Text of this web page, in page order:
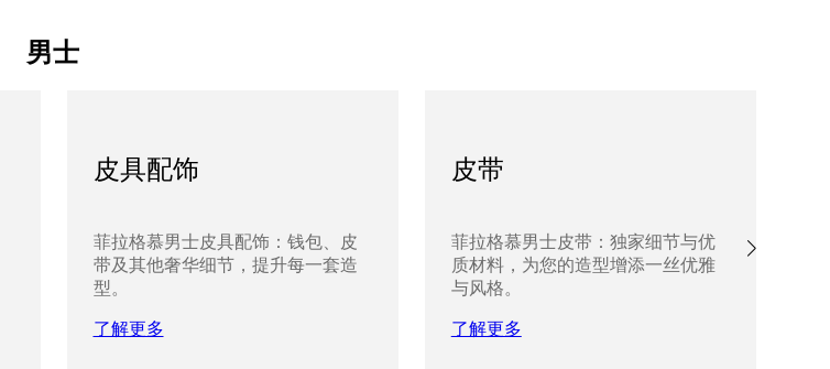
男士
皮具配饰
菲拉格慕男士皮具配饰：钱包、皮
带及其他奢华细节，提升每一套造
型。
了解更多
皮带
菲拉格慕男士皮带：独家细节与优
质材料，为您的造型增添一丝优雅
与风格。
了解更多